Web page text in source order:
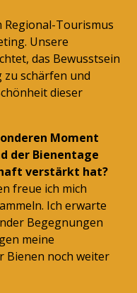
Regional-Tourismus
Unsere
das Bewusstsein
schärfen und
dieser
Moment
der Bienentage
verstärkt hat?
freue ich mich
Ich erwarte
Begegnungen
meine
Bienen noch weiter